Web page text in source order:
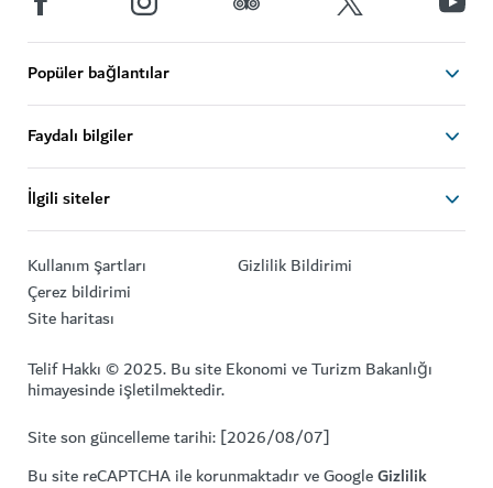
Popüler bağlantılar
Faydalı bilgiler
İlgili siteler
Kullanım şartları
Gizlilik Bildirimi
Çerez bildirimi
Site haritası
Telif Hakkı © 2025. Bu site Ekonomi ve Turizm Bakanlığı
himayesinde işletilmektedir.
Site son güncelleme tarihi: [2026/08/07]
Bu site reCAPTCHA ile korunmaktadır ve GoogleGizlilik